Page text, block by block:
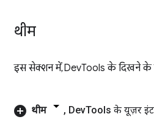
थीम
इस सेक्शन में, DevTools के दिखने के
थीम , DevTools के यूज़र